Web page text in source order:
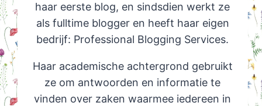
haar eerste blog, en sindsdien werkt ze
als fulltime blogger en heeft haar eigen
bedrijf: Professional Blogging Services.
Haar academische achtergrond gebruikt
ze om antwoorden en informatie te
vinden over zaken waarmee iedereen in